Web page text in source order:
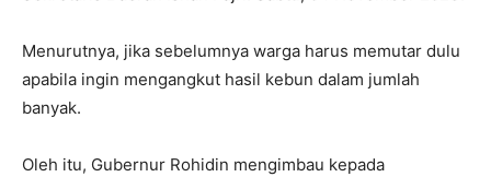
Menurutnya, jika sebelumnya warga harus memutar dulu
apabila ingin mengangkut hasil kebun dalam jumlah
banyak.
Oleh itu, Gubernur Rohidin mengimbau kepada